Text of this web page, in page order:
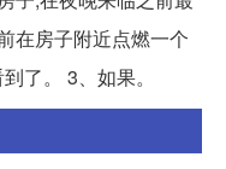
在房子附近点燃一个
了。 3、如果。